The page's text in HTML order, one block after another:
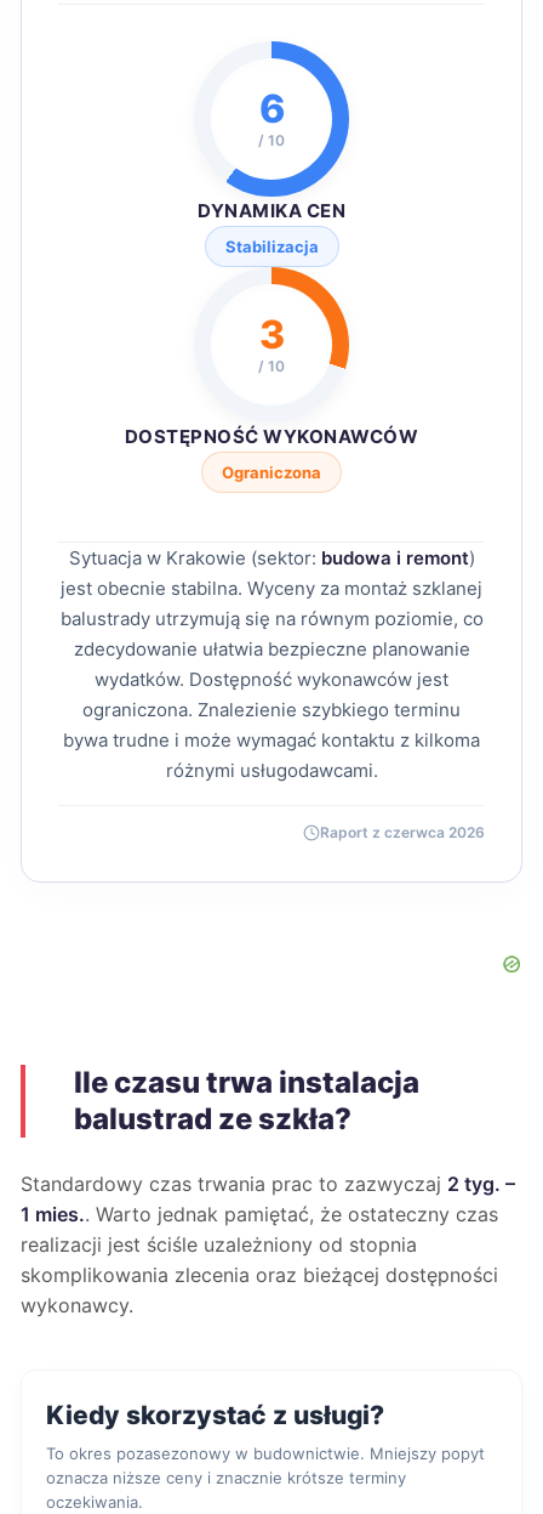
6
/ 10
DYNAMIKA CEN
Stabilizacja
3
/ 10
DOSTĘPNOŚĆ WYKONAWCÓW
Ograniczona
Sytuacja w Krakowie (sektor: budowa i remont)
jest obecnie stabilna. Wyceny za montaż szklanej
balustrady utrzymują się na równym poziomie, co
zdecydowanie ułatwia bezpieczne planowanie
wydatków. Dostępność wykonawców jest
ograniczona. Znalezienie szybkiego terminu
bywa trudne i może wymagać kontaktu z kilkoma
różnymi usługodawcami.
Raport z czerwca 2026
Ile czasu trwa instalacja
balustrad ze szkła?
Standardowy czas trwania prac to zazwyczaj 2 tyg. –
1 mies.. Warto jednak pamiętać, że ostateczny czas
realizacji jest ściśle uzależniony od stopnia
skomplikowania zlecenia oraz bieżącej dostępności
wykonawcy.
Kiedy skorzystać z usługi?
To okres pozasezonowy w budownictwie. Mniejszy popyt
oznacza niższe ceny i znacznie krótsze terminy
oczekiwania.